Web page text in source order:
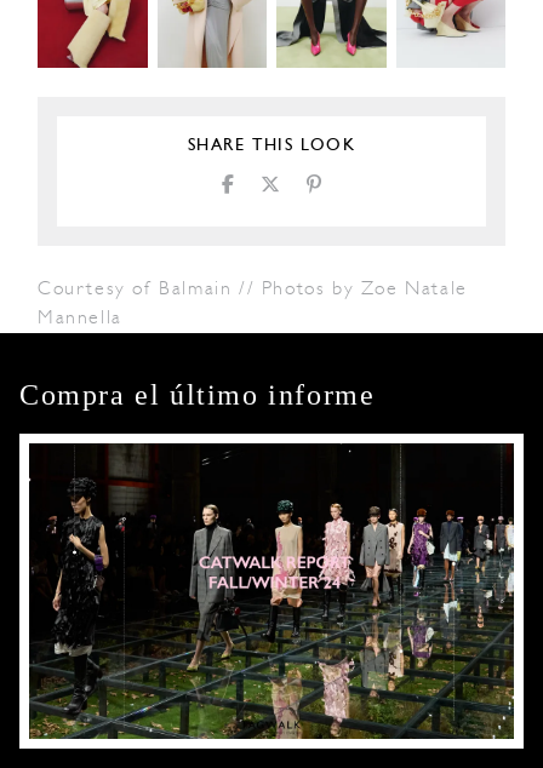
SHARE THIS LOOK
Courtesy of Balmain // Photos by Zoe Natale
Mannella
Compra el último informe